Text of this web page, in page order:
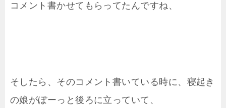
コメント書かせてもらってたんですね、
そしたら、そのコメント書いている時に、寝起き
の娘がぼーっと後ろに立っていて、